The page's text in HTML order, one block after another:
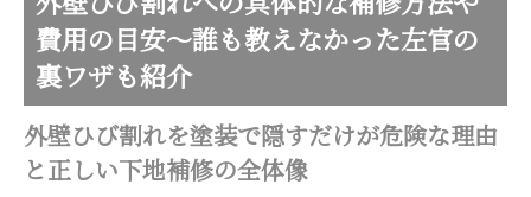
費用の目安～誰も教えなかった左官の
裏ワザも紹介
外壁ひび割れを塗装で隠すだけが危険な理由
と正しい下地補修の全体像